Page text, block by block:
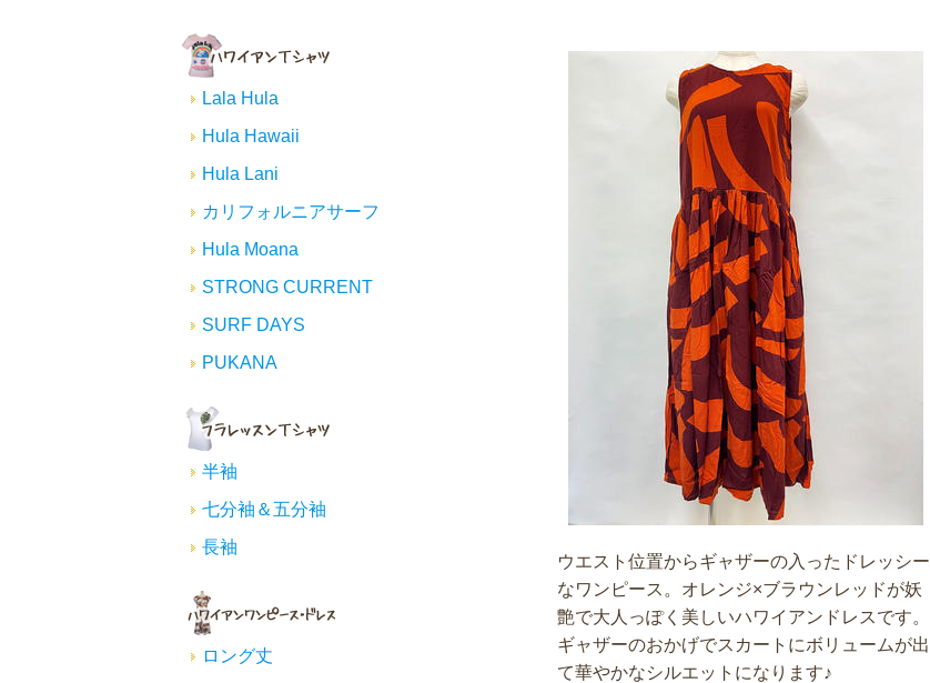
ウエスト位置からギャザーの入ったドレッシー
なワンピース。オレンジ×ブラウンレッドが妖
艶で大人っぽく美しいハワイアンドレスです。
ギャザーのおかげでスカートにボリュームが出
て華やかなシルエットになります♪
Lala Hula
Hula Hawaii
Hula Lani
カリフォルニアサーフ
Hula Moana
STRONG CURRENT
SURF DAYS
PUKANA
半袖
七分袖＆五分袖
長袖
ロング丈